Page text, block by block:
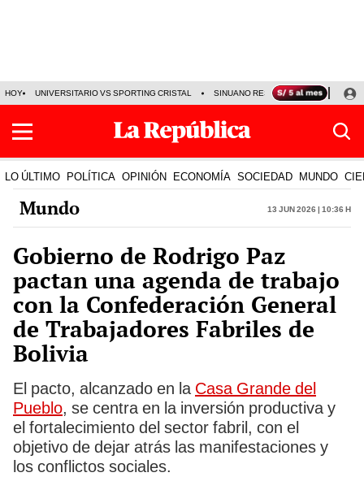
HOY UNIVERSITARIO VS SPORTING CRISTAL SINUANO RESULTADOS HOY
LO ÚLTIMO POLÍTICA OPINIÓN ECONOMÍA SOCIEDAD MUNDO
Mundo 13 Jun 2026 | 10:36 h
Gobierno de Rodrigo Paz
pactan una agenda de trabajo
con la Confederación General
de Trabajadores Fabriles de
Bolivia
El pacto, alcanzado en la Casa Grande del
Pueblo, se centra en la inversión productiva y
el fortalecimiento del sector fabril, con el
objetivo de dejar atrás las manifestaciones y
los conflictos sociales.